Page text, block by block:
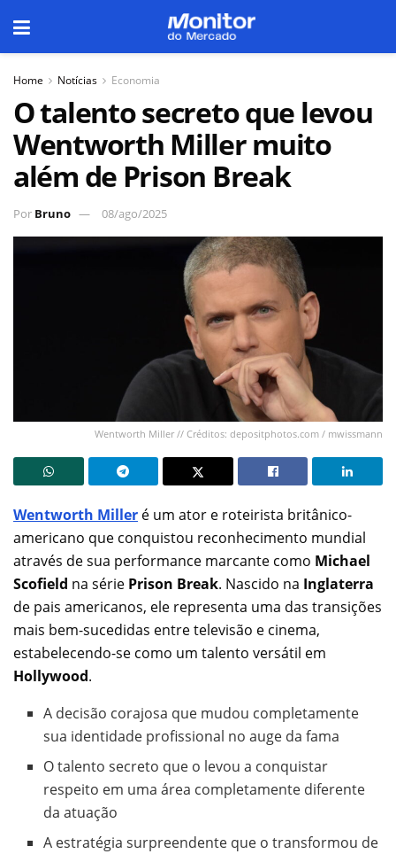
Home Notícias Economia
O talento secreto que levou
Wentworth Miller muito
além de Prison Break
Por Bruno 08/ago/2025
Wentworth Miller // Créditos: depositphotos.com / mwissmann
Wentworth Miller é um ator e roteirista britânico-
americano que conquistou reconhecimento mundial
através de sua performance marcante como Michael
Scofield na série Prison Break. Nascido na Inglaterra
de pais americanos, ele representa uma das transições
mais bem-sucedidas entre televisão e cinema,
estabelecendo-se como um talento versátil em
Hollywood.
A decisão corajosa que mudou completamente
sua identidade profissional no auge da fama
O talento secreto que o levou a conquistar
respeito em uma área completamente diferente
da atuação
A estratégia surpreendente que o transformou de